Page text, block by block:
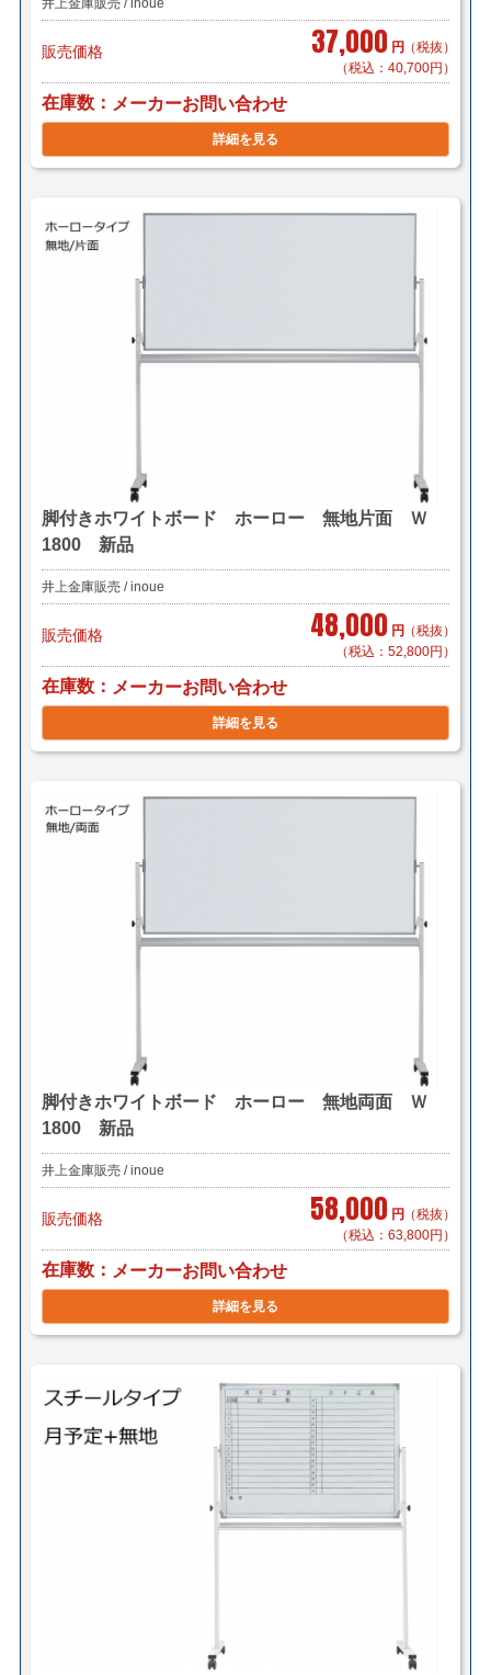
井上金庫販売 / inoue
販売価格 37,000 円 （税抜）
（税込：40,700円）
在庫数 メーカーお問い合わせ
詳細を見る
脚付きホワイトボード ホーロー 無地片面 Ｗ
1800 新品
井上金庫販売 / inoue
販売価格 48,000 円 （税抜）
（税込：52,800円）
在庫数 メーカーお問い合わせ
詳細を見る
脚付きホワイトボード ホーロー 無地両面 Ｗ
1800 新品
井上金庫販売 / inoue
販売価格 58,000 円 （税抜）
（税込：63,800円）
在庫数 メーカーお問い合わせ
詳細を見る